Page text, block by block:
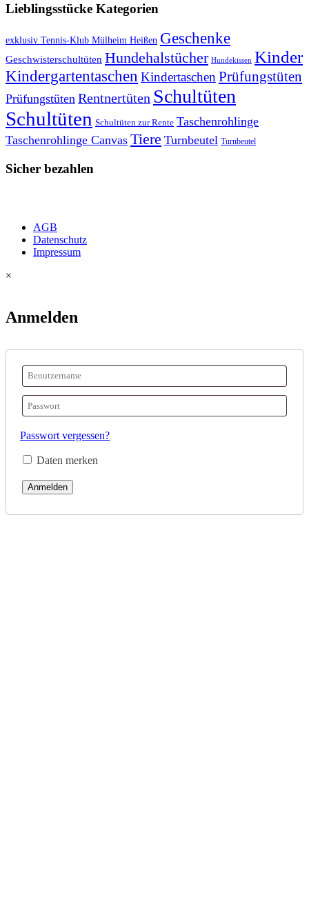
Lieblingsstücke Kategorien
exklusiv Tennis-Klub Mülheim Heißen Geschenke
Geschwisterschultüten Hundehalstücher Hundekissen Kinder
Kindergartentaschen KindertaschenPrüfungstüten
Prüfungstüten Rentnertüten Schultüten
Schultüten Schultüten zur Rente Taschenrohlinge
Taschenrohlinge Canvas Tiere Turnbeutel Turnbeutel
Sicher bezahlen
AGB
Datenschutz
Impressum
×
Anmelden
Passwort vergessen?
Daten merken
Anmelden